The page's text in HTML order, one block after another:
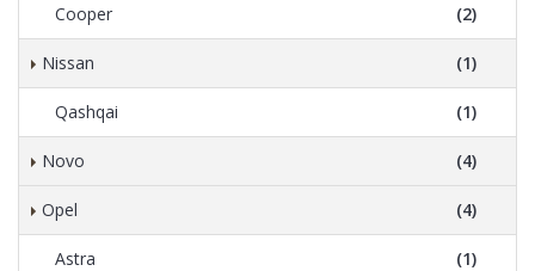
Cooper (2)
Nissan (1)
Qashqai (1)
Novo (4)
Opel (4)
Astra (1)